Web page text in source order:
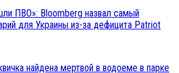
ПВО»: Bloomberg назвал самый
для Украины из-за дефицита Patriot